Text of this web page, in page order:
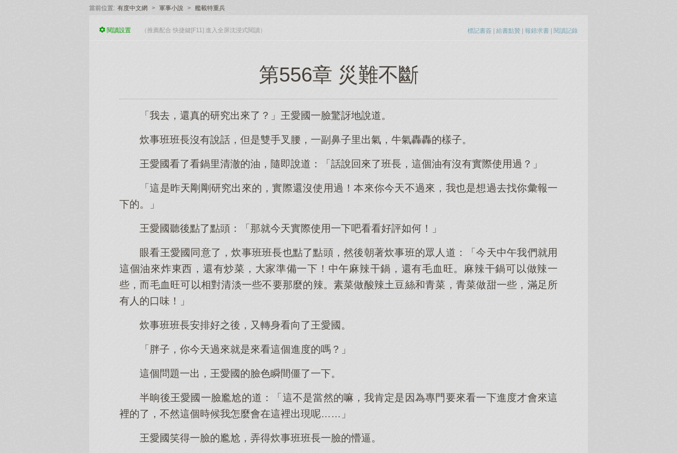
當前位置: 有度中文網 > 軍事小說 > 艦載特重兵
標記書簽 | 給書點贊 | 報錯求書 | 閱讀記錄
閱讀設置 （推薦配合 快捷鍵[F11] 進入全屏沈浸式閱讀）
第556章 災難不斷
「我去，還真的研究出來了？」王愛國一臉驚訝地說道。
炊事班班長沒有說話，但是雙手叉腰，一副鼻子里出氣，牛氣轟轟的樣子。
王愛國看了看鍋里清澈的油，隨即說道：「話說回來了班長，這個油有沒有實際使用過？」
「這是昨天剛剛研究出來的，實際還沒使用過！本來你今天不過來，我也是想過去找你彙報一
下的。」
王愛國聽後點了點頭：「那就今天實際使用一下吧看看好評如何！」
眼看王愛國同意了，炊事班班長也點了點頭，然後朝著炊事班的眾人道：「今天中午我們就用
這個油來炸東西，還有炒菜，大家準備一下！中午麻辣干鍋，還有毛血旺。麻辣干鍋可以做辣一
些，而毛血旺可以相對清淡一些不要那麼的辣。素菜做酸辣土豆絲和青菜，青菜做甜一些，滿足所
有人的口味！」
炊事班班長安排好之後，又轉身看向了王愛國。
「胖子，你今天過來就是來看這個進度的嗎？」
這個問題一出，王愛國的臉色瞬間僵了一下。
半晌後王愛國一臉尷尬的道：「這不是當然的嘛，我肯定是因為專門要來看一下進度才會來這
裡的了，不然這個時候我怎麼會在這裡出現呢……」
王愛國笑得一臉的尷尬，弄得炊事班班長一臉的懵逼。